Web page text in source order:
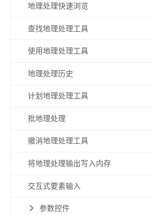
地理处理快速浏览
查找地理处理工具
使用地理处理工具
地理处理历史
计划地理处理工具
批地理处理
撤消地理处理工具
将地理处理输出写入内存
交互式要素输入
参数控件